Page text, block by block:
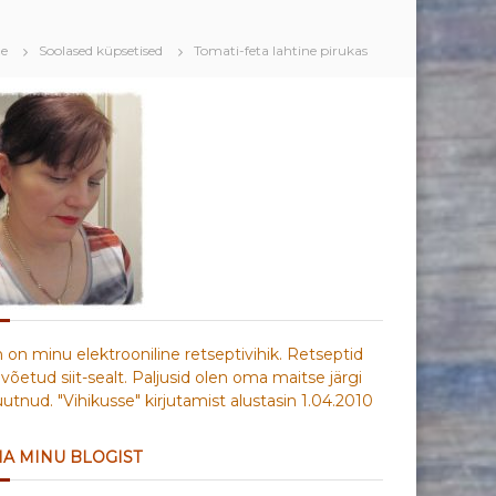
Soolased küpsetised Tomati-feta lahtine pirukas
on minu elektrooniline retseptivihik. Retseptid
siit-sealt. Paljusid olen oma maitse järgi
"Vihikusse" kirjutamist alustasin 1.04.2010
MINU BLOGIST